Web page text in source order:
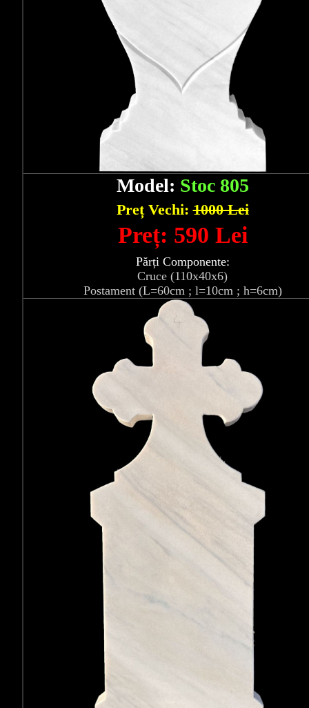
Model: Stoc 805
Preț Vechi:1000 Lei
Preț: 590 Lei
Părți Componente:
Cruce (110x40x6)
Postament (L=60cm ; l=10cm ; h=6cm)